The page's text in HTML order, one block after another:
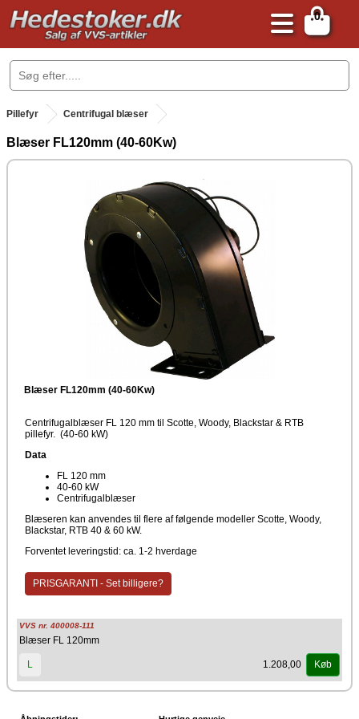
0
.
Pillefyr Centrifugal blæser
Blæser FL120mm (40-60Kw)
Blæser FL120mm (40-60Kw)
Centrifugalblæser FL 120 mm til Scotte, Woody, Blackstar & RTB
pillefyr. (40-60 kW)
Data
FL 120 mm
40-60 kW
Centrifugalblæser
Blæseren kan anvendes til flere af følgende modeller Scotte, Woody,
Blackstar, RTB 40 & 60 kW.
Forventet leveringstid: ca. 1-2 hverdage
PRISGARANTI - Set billigere?
VVS nr. 400008-111
Blæser FL 120mm
L 1.208,00 Køb